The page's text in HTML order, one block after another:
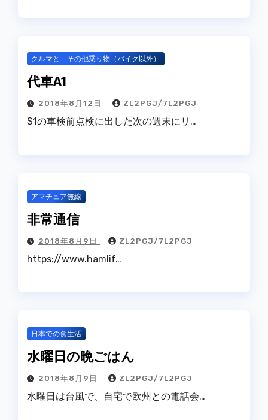
クルマと その他乗り物（バイク以外）
代車A1
2018年8月12日 ZL2PGJ/7L2PGJ
S1の車検前点検に出した次の週末にリ…
アマチュア無線
非常通信
2018年8月9日 ZL2PGJ/7L2PGJ
https://www.hamlif…
日本での食生活
水曜日の晩ごはん
2018年8月9日 ZL2PGJ/7L2PGJ
水曜日は台風で、自宅で欧州との電話会…